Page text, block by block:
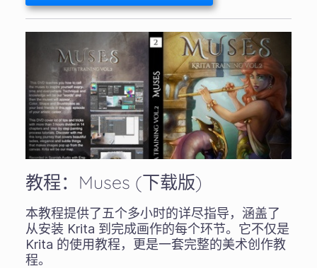
教程：Muses (下载版)
本教程提供了五个多小时的详尽指导，涵盖了
从安装 Krita 到完成画作的每个环节。它不仅是
Krita 的使用教程，更是一套完整的美术创作教
程。